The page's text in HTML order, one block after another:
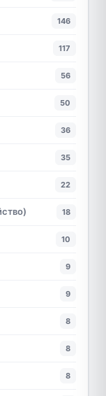
146
117
56
50
36
35
22
18
10
9
9
8
8
8